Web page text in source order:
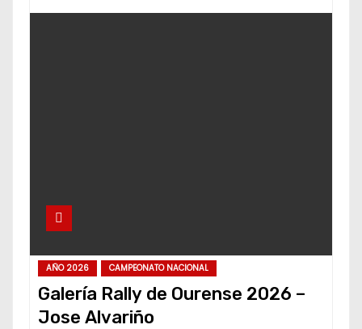
AÑO 2026 CAMPEONATO NACIONAL
Galería Rally de Ourense 2026 –
Jose Alvariño